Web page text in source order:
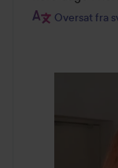
Oversat fra